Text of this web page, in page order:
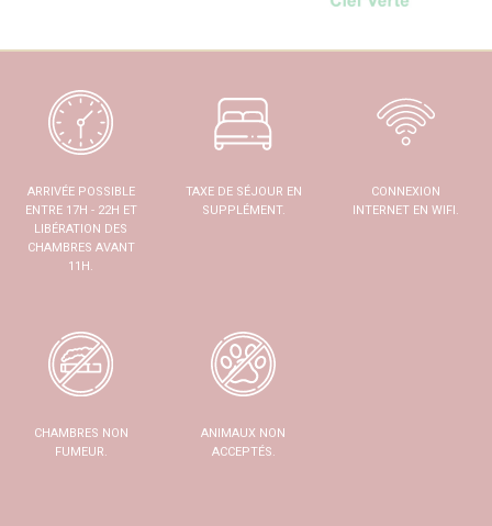
ARRIVÉE POSSIBLE
ENTRE 17H - 22H ET
LIBÉRATION DES
CHAMBRES AVANT
11H.
TAXE DE SÉJOUR EN
SUPPLÉMENT.
CONNEXION
INTERNET EN WIFI.
CHAMBRES NON
FUMEUR.
ANIMAUX NON
ACCEPTÉS.